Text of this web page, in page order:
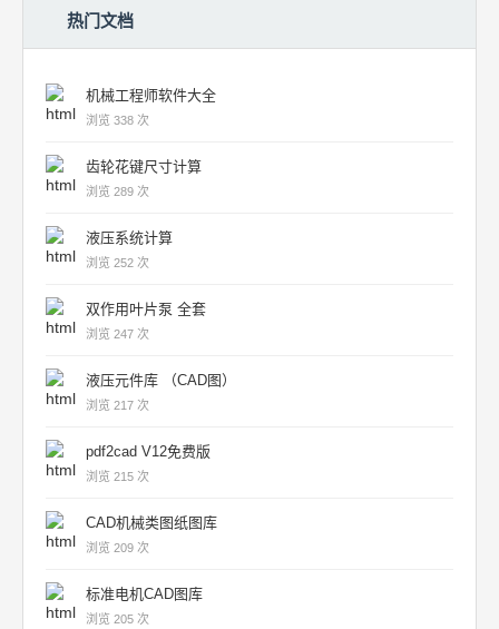
热门文档
机械工程师软件大全
浏览 338 次
齿轮花键尺寸计算
浏览 289 次
液压系统计算
浏览 252 次
双作用叶片泵 全套
浏览 247 次
液压元件库 （CAD图）
浏览 217 次
pdf2cad V12免费版
浏览 215 次
CAD机械类图纸图库
浏览 209 次
标准电机CAD图库
浏览 205 次